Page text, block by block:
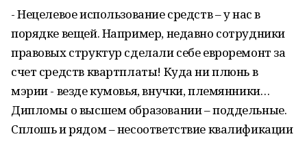
- Нецелевое использование средств – у нас в
порядке вещей. Например, недавно сотрудники
правовых структур сделали себе евроремонт за
счет средств квартплаты! Куда ни плюнь в
мэрии - везде кумовья, внучки, племянники…
Дипломы о высшем образовании – поддельные.
Сплошь и рядом – несоответствие квалификации